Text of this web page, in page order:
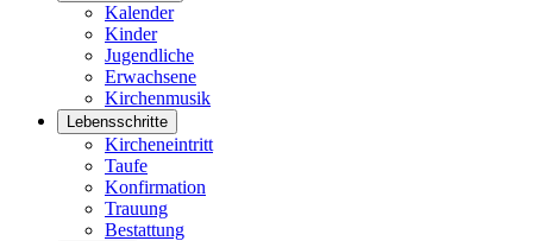
Kalender
Kinder
Jugendliche
Erwachsene
Kirchenmusik
Lebensschritte
Kircheneintritt
Taufe
Konfirmation
Trauung
Bestattung